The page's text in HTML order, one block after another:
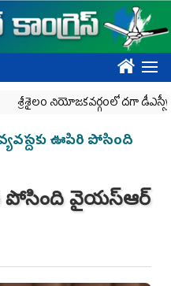
????
నియోజకవర్గంలో దగా డీఎస్సీపై రిలే
ఊపిరి పోసింది
పోసింది వైయ‌స్ఆర్